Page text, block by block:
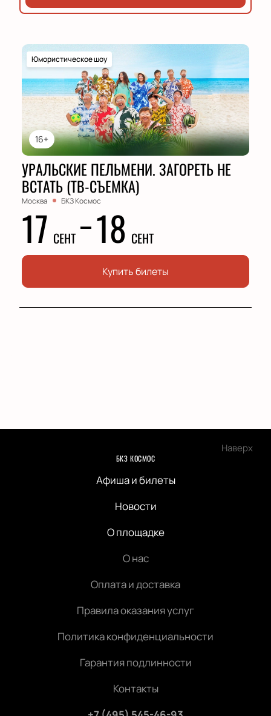
16+
Юмористическое шоу
УРАЛЬСКИЕ ПЕЛЬМЕНИ. ЗАГОРЕТЬ НЕ
ВСТАТЬ (ТВ-СЪЕМКА)
Москва БКЗ Космос
17 СЕНТ 18 СЕНТ
Купить билеты
Наверх
БКЗ КОСМОС
Афиша и билеты
Новости
О площадке
О нас
Оплата и доставка
Правила оказания услуг
Политика конфиденциальности
Гарантия подлинности
Контакты